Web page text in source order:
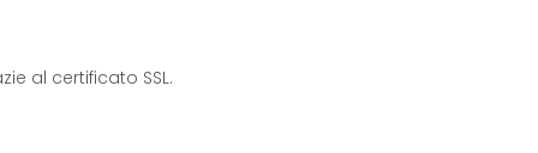
al certificato SSL.